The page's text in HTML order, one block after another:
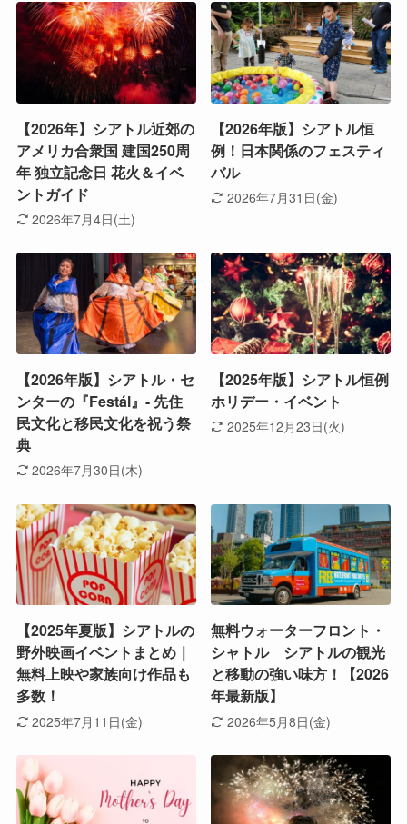
【2026年】シアトル近郊の
アメリカ合衆国 建国250周
年 独立記念日 花火＆イベ
ントガイド
2026年7月4日(土)
【2026年版】シアトル恒
例！日本関係のフェスティ
バル
2026年7月31日(金)
【2026年版】シアトル・セ
ンターの『Festál』- 先住
民文化と移民文化を祝う祭
典
2026年7月30日(木)
【2025年版】シアトル恒例
ホリデー・イベント
2025年12月23日(火)
【2025年夏版】シアトルの
野外映画イベントまとめ｜
無料上映や家族向け作品も
多数！
2025年7月11日(金)
無料ウォーターフロント・
シャトル シアトルの観光
と移動の強い味方！【2026
年最新版】
2026年5月8日(金)